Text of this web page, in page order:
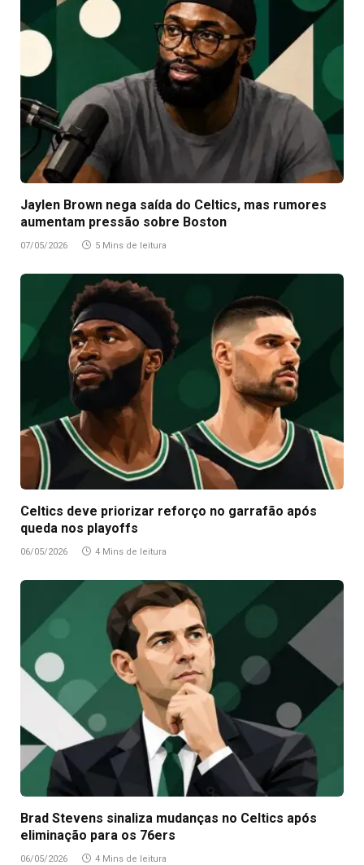
Jaylen Brown nega saída do Celtics, mas rumores
aumentam pressão sobre Boston
07/05/2026 5 Mins de leitura
Celtics deve priorizar reforço no garrafão após
queda nos playoffs
06/05/2026 4 Mins de leitura
Brad Stevens sinaliza mudanças no Celtics após
eliminação para os 76ers
06/05/2026 4 Mins de leitura